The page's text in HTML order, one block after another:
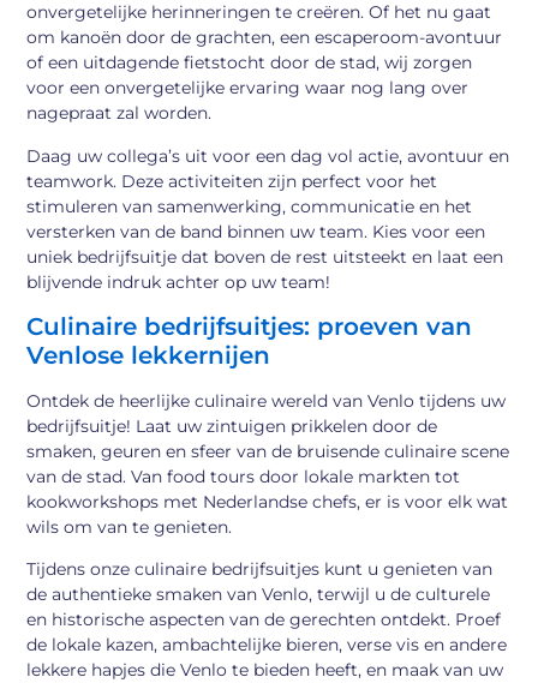
onvergetelijke herinneringen te creëren. Of het nu gaat
om kanoën door de grachten, een escaperoom-avontuur
of een uitdagende fietstocht door de stad, wij zorgen
voor een onvergetelijke ervaring waar nog lang over
nagepraat zal worden.
Daag uw collega’s uit voor een dag vol actie, avontuur en
teamwork. Deze activiteiten zijn perfect voor het
stimuleren van samenwerking, communicatie en het
versterken van de band binnen uw team. Kies voor een
uniek bedrijfsuitje dat boven de rest uitsteekt en laat een
blijvende indruk achter op uw team!
Culinaire bedrijfsuitjes: proeven van
Venlose lekkernijen
Ontdek de heerlijke culinaire wereld van Venlo tijdens uw
bedrijfsuitje! Laat uw zintuigen prikkelen door de
smaken, geuren en sfeer van de bruisende culinaire scene
van de stad. Van food tours door lokale markten tot
kookworkshops met Nederlandse chefs, er is voor elk wat
wils om van te genieten.
Tijdens onze culinaire bedrijfsuitjes kunt u genieten van
de authentieke smaken van Venlo, terwijl u de culturele
en historische aspecten van de gerechten ontdekt. Proef
de lokale kazen, ambachtelijke bieren, verse vis en andere
lekkere hapjes die Venlo te bieden heeft, en maak van uw